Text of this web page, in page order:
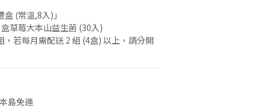
(常溫,8入)」
草莓大本山益生菌 (30入)
若每月需配送 2 組 (4盒) 以上，請分開
島免運